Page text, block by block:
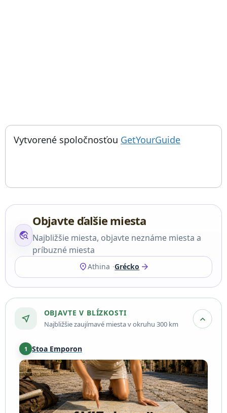
Things to do near Ariston, Cukráreň, Cukrovinkárstvo,
Vytvorené spoločnosťou GetYourGuide; otvorí sa
travel_explore
Objavte ďalšie miesta
Najbližšie miesta, objavte neznáme miesta a
príbuzné miesta
location_onAthina Grécko arrow_forward
near_me
OBJAVTE V BLÍZKOSTI
Najbližšie zaujímavé miesta v okruhu 300 km expand_more
1 Stoa Emporon
Athina·0,0 km